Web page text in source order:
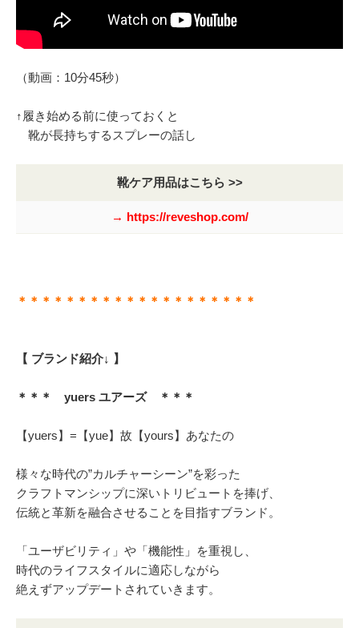
（動画：10分45秒）
↑履き始める前に使っておくと
靴が長持ちするスプレーの話し
靴ケア用品はこちら >>
→ https://reveshop.com/
＊＊＊＊＊＊＊＊＊＊＊＊＊＊＊＊＊＊＊＊
【 ブランド紹介↓ 】
＊＊＊ yuers ユアーズ ＊＊＊
【yuers】=【yue】故【yours】あなたの
様々な時代の”カルチャーシーン”を彩った
クラフトマンシップに深いトリビュートを捧げ、
伝統と革新を融合させることを目指すブランド。
「ユーザビリティ」や「機能性」を重視し、
時代のライフスタイルに適応しながら
絶えずアップデートされていきます。